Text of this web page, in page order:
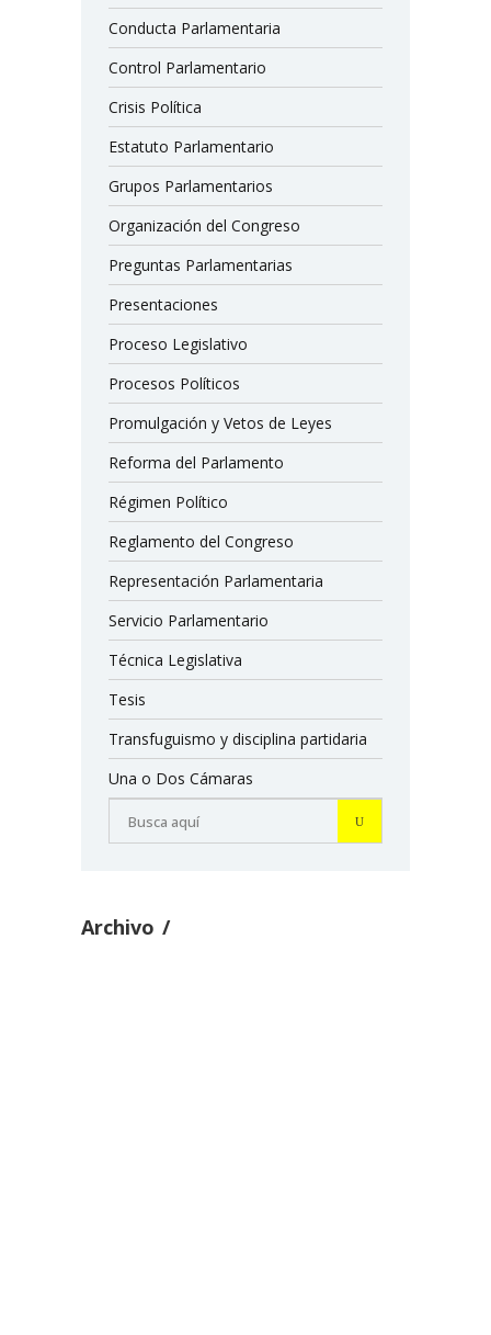
Conducta Parlamentaria
Control Parlamentario
Crisis Política
Estatuto Parlamentario
Grupos Parlamentarios
Organización del Congreso
Preguntas Parlamentarias
Presentaciones
Proceso Legislativo
Procesos Políticos
Promulgación y Vetos de Leyes
Reforma del Parlamento
Régimen Político
Reglamento del Congreso
Representación Parlamentaria
Servicio Parlamentario
Técnica Legislativa
Tesis
Transfuguismo y disciplina partidaria
Una o Dos Cámaras
Archivo